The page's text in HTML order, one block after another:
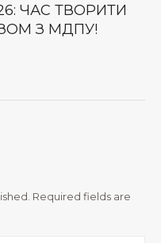
ЧАС ТВОРИТИ
З МДПУ!
Required fields are